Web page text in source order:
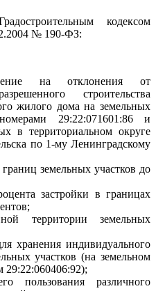
кодексом
№ 190-ФЗ:
на отклонения от
строительства
жилого дома на земельных
29:22:071601:86 и
в территориальном округе
по 1-му Ленинградскому
земельных участков до
застройки в границах
территории земельных
хранения индивидуального
участков (на земельном
29:22:060406:92);
пользования различного